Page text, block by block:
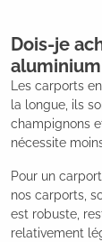
Dois-je
aluminium
Les carports
la longue, ils
champignons
nécessite
Pour un
nos carports,
est robuste,
relativement